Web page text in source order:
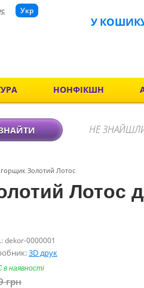
Укр
У
НОНФІКШН
НЕ
Золотий Лотос
Лотос
dekor-0000001
3D друк
в наявності
грн